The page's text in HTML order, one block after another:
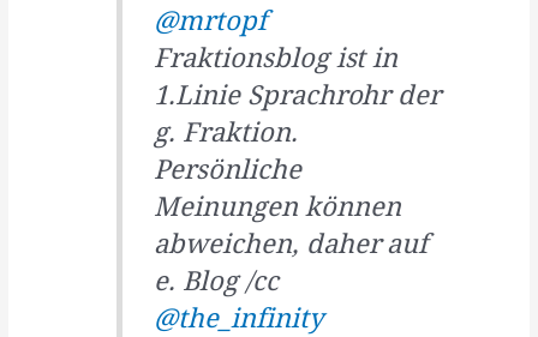
@mrtopf
Fraktionsblog ist in
1.Linie Sprachrohr der
g. Fraktion.
Persönliche
Meinungen können
abweichen, daher auf
e. Blog /cc
@the_infinity